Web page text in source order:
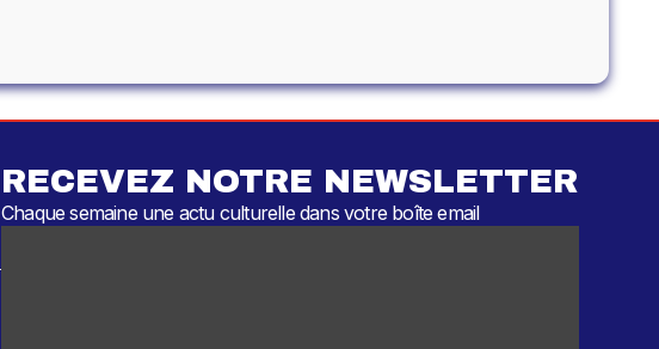
RECEVEZ NOTRE NEWSLETTER
Chaque semaine une actu culturelle dans votre boîte email